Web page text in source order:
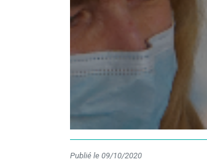
Publié le 09/10/2020